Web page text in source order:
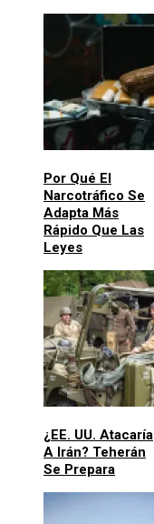
Por Qué El
Narcotráfico Se
Adapta Más
Rápido Que Las
Leyes
¿EE. UU. Atacaría
A Irán? Teherán
Se Prepara